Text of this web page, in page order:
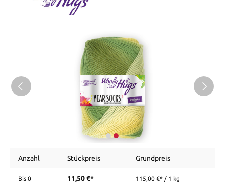
Anzahl Stückpreis Grundpreis
Bis 0 11,50 €* 115,00 €* / 1 kg